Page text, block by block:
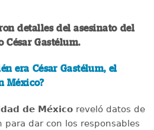
detalles del asesinato del
César Gastélum.
era César Gastélum, el
México?
de Méxicoreveló datos de
para dar con los responsables